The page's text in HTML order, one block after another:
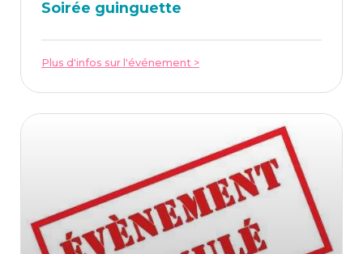
Soi­rée guinguette
Plus d'infos sur l'événement >